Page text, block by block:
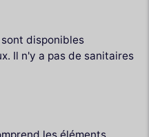
disponibles
Il n'y a pas de sanitaires
les éléments